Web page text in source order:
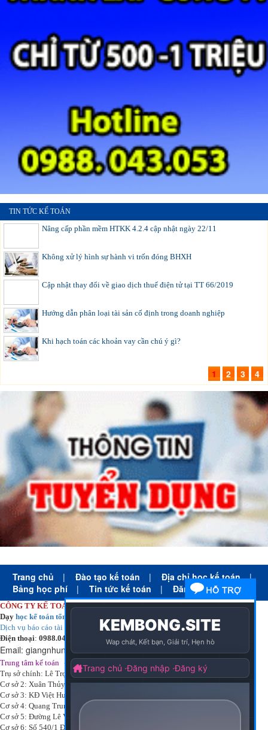
TIN TỨC KẾ TOÁN
Nâng cấp phần mềm HTKK 4.2.4 cập nhật ngày 22/11
Không xử lý hình sự hành vi trốn đóng BHXH
Cập nhật thay đổi về giao dịch thuế điện tử tại TT 66/2019
Hướng dẫn phân loại tài sản cố định trong doanh nghiệp
Khi hạch toán các khoản vay cần chú ý gì?
1 2 3 4
Trang chủ | Đào tạo kế toán | Địa chỉ học kế toán
|
Bảng học phí
| Tin tức kế toán | Đăng ký học
CÔNG TY KẾ TOÁN HÀ NỘI
Dạy học kế toán tổng hợp
Dịch vụ báo cáo tài chính
chuyên nghiệp uy tín giá rẻ
Điện thoại: 0988.043.053
Email: giangnhungkthn@gmail.com
Trung tâm kế toán - Công ty kế toán hà nội ạy tại:
Trụ sở chính: Lê Trọng Tấn - Thanh Xuân - Hà Nội
Cơ sở 2: Xuân Thủy - Cầu Giấy - Hà Nội
Cơ sở 3: KĐ Việt Hưng - Long Biên - Hà Nội
Cơ sở 4: Quang Trung - Hà Đông - Hà Nội
Cơ sở 5: Đường Lê Văn Thịnh – P. Suối Hoa– Tp. Bắc Ninh.
Cơ sở 6: Số 540/1 Đường Cách mạng tháng 8 – Quận 3 – Tp. Hồ Chí Minh.